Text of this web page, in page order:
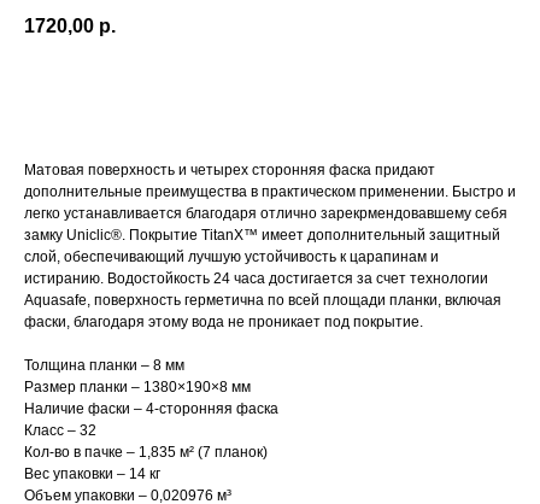
1720,00 р.
Матовая поверхность и четырех сторонняя фаска придают
дополнительные преимущества в практическом применении. Быстро и
легко устанавливается благодаря отлично зарекрмендовавшему себя
замку Uniclic®. Покрытие TitanX™ имеет дополнительный защитный
слой, обеспечивающий лучшую устойчивость к царапинам и
истиранию. Водостойкость 24 часа достигается за счет технологии
Aquasafe, поверхность герметична по всей площади планки, включая
фаски, благодаря этому вода не проникает под покрытие.
Толщина планки – 8 мм
Размер планки – 1380×190×8 мм
Наличие фаски – 4-сторонняя фаска
Класс – 32
Кол-во в пачке – 1,835 м² (7 планок)
Вес упаковки – 14 кг
​Объем упаковки – 0,020976 м³